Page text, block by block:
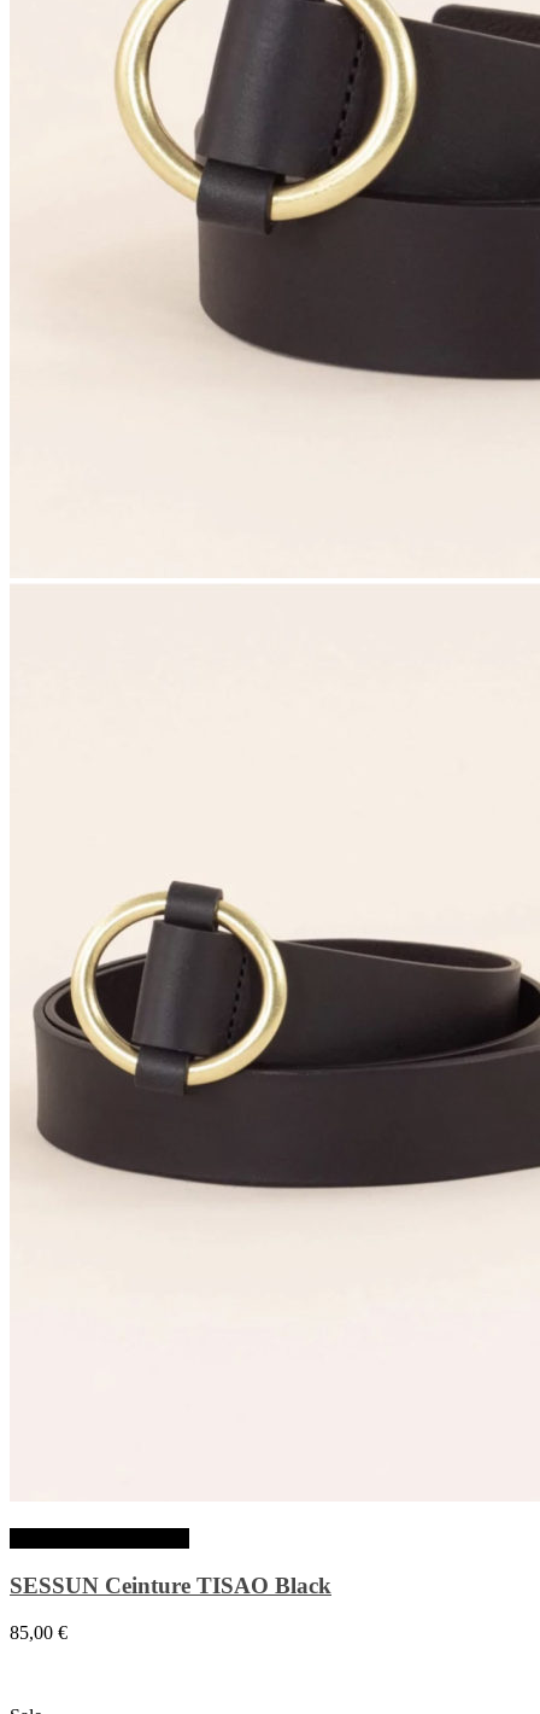
SESSUN Ceinture TISAO Black
85,00 €